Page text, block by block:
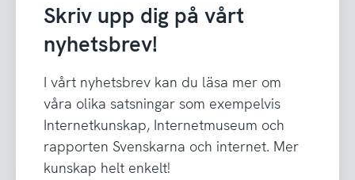
Skriv upp dig på vårt
nyhetsbrev!
I vårt nyhetsbrev kan du läsa mer om
våra olika satsningar som exempelvis
Internetkunskap, Internetmuseum och
rapporten Svenskarna och internet. Mer
kunskap helt enkelt!